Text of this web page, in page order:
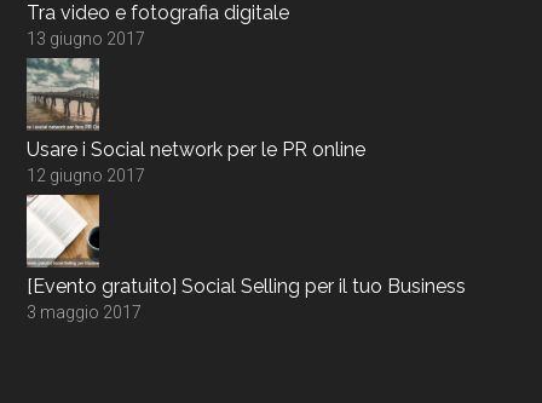
Tra video e fotografia digitale
13 giugno 2017
Usare i Social network per le PR online
12 giugno 2017
[Evento gratuito] Social Selling per il tuo Business
3 maggio 2017